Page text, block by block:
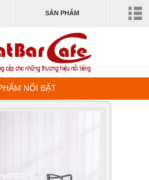
SẢN PHẨM
NỔI BẬT